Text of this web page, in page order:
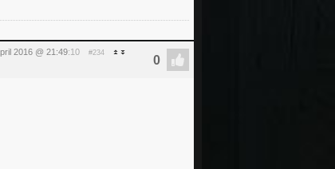
2016 @ 21:49:10 #234